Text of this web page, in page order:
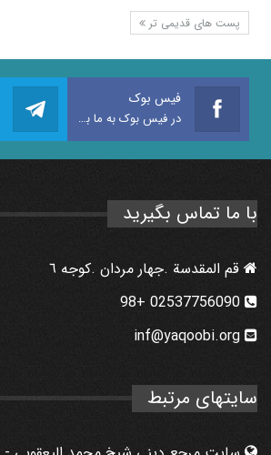
پست های قدیمی تر
فیس بوک
در فیس بوک به ما بپیوندید
با ما تماس بگیرید
قم المقدسة .جهار مردان .كوجه ٦
inf@yaqoobi.org
سایتهای مرتبط